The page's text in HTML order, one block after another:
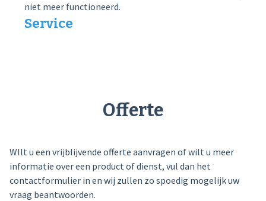
niet meer functioneerd.
Service
Offerte
WIlt u een vrijblijvende offerte aanvragen of wilt u meer
informatie over een product of dienst, vul dan het
contactformulier in en wij zullen zo spoedig mogelijk uw
vraag beantwoorden.